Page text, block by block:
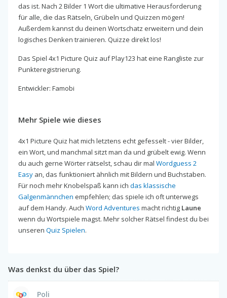
das ist. Nach 2 Bilder 1 Wort die ultimative Herausforderung
für alle, die das Rätseln, Grübeln und Quizzen mögen!
Außerdem kannst du deinen Wortschatz erweitern und dein
logisches Denken trainieren. Quizze direkt los!
Das Spiel 4x1 Picture Quiz auf Play123 hat eine Rangliste zur
Punkteregistrierung.
Entwickler: Famobi
Mehr Spiele wie dieses
4x1 Picture Quiz hat mich letztens echt gefesselt - vier Bilder,
ein Wort, und manchmal sitzt man da und grübelt ewig. Wenn
du auch gerne Wörter rätselst, schau dir mal Wordguess 2
Easy an, das funktioniert ähnlich mit Bildern und Buchstaben.
Für noch mehr Knobelspaß kann ich das klassische
Galgenmännchen empfehlen; das spiele ich oft unterwegs
auf dem Handy. Auch Word Adventures macht richtig Laune
wenn du Wortspiele magst. Mehr solcher Rätsel findest du bei
unseren Quiz Spielen.
Was denkst du über das Spiel?
Poli